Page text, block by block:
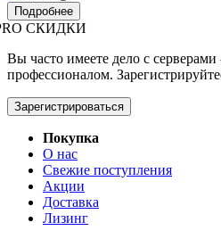
Подробнее
СКИДКИ
Вы часто имеете дело с серверами
профессионалом.
Зарегистрироваться
Покупка
О нас
Свежие поступления
Акции
Доставка
Лизинг